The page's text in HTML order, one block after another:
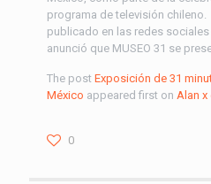
programa de televisión chileno.
publicado en las redes
anunció que MUSEO 31 se
The post Exposición de 31
México appeared first on Alan x
0